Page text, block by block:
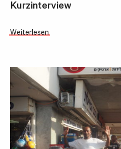
Kurzinterview
Weiterlesen